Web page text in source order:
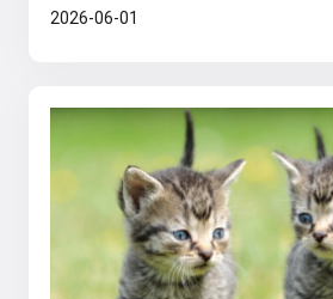
2026-06-01